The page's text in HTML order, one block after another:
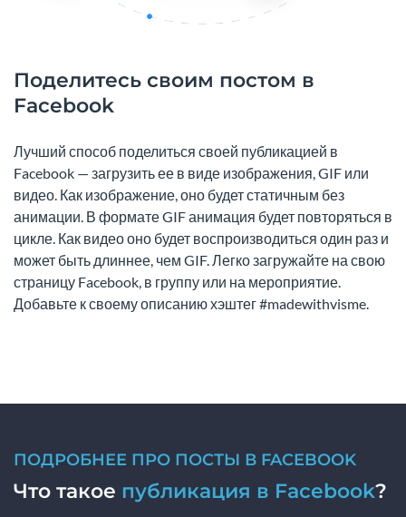
Поделитесь своим постом в
Facebook
Лучший способ поделиться своей публикацией в
Facebook — загрузить ее в виде изображения, GIF или
видео. Как изображение, оно будет статичным без
анимации. В формате GIF анимация будет повторяться в
цикле. Как видео оно будет воспроизводиться один раз и
может быть длиннее, чем GIF. Легко загружайте на свою
страницу Facebook, в группу или на мероприятие.
Добавьте к своему описанию хэштег #madewithvisme.
ПОДРОБНЕЕ ПРО ПОСТЫ В FACEBOOK
Что такое публикация в Facebook?